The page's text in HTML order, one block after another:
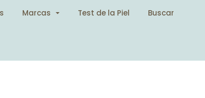
Marcas Test de la Piel
Buscar